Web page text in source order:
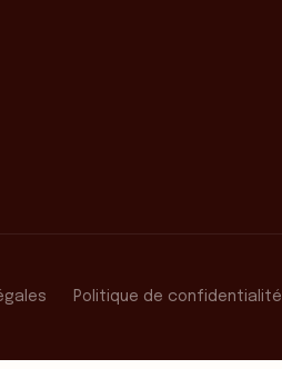
Politique de confidentialité